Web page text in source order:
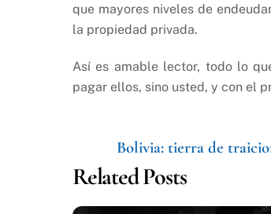
que mayores niveles de
la propiedad privada.
Así es amable lector, todo lo
pagar ellos, sino usted, y con el
Bolivia: tierra de
Related Posts